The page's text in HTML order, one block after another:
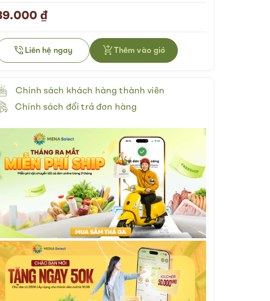
₫
Liên hệ ngay Thêm vào giỏ
Chính sách khách hàng thành viên
Chính sách đổi trả đơn hàng